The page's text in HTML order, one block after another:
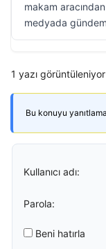
makam
medyada
1 yazı
Bu konuyu
Kullanıcı adı:
Parola:
Beni hatırla